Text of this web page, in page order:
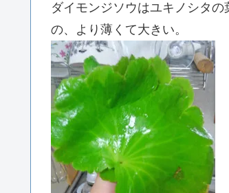
ダイモンジソウはユキノシタ
の、より薄くて大きい。